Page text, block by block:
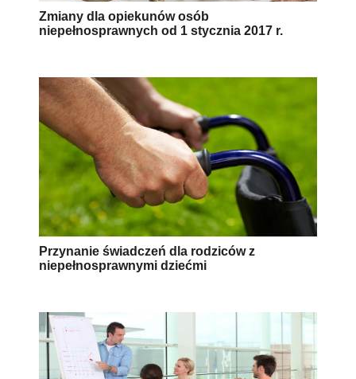
Zmiany dla opiekunów osób
niepełnosprawnych od 1 stycznia 2017 r.
Przynanie świadczeń dla rodziców z
niepełnosprawnymi dziećmi